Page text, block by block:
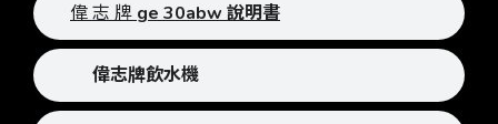
偉 志 牌 ge 30abw 說明書
偉志牌飲水機